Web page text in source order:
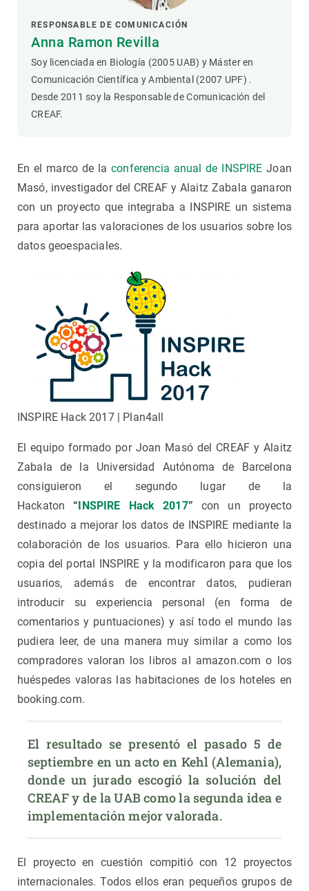
RESPONSABLE DE COMUNICACIÓN
Anna Ramon Revilla
Soy licenciada en Biología (2005 UAB) y Máster en
Comunicación Científica y Ambiental (2007 UPF) .
Desde 2011 soy la Responsable de Comunicación del
CREAF.
En el marco de laconferencia anual de INSPIRE Joan
Masó, investigador del CREAF y Alaitz Zabala ganaron
con un proyecto que integraba a INSPIRE un sistema
para aportar las valoraciones de los usuarios sobre los
datos geoespaciales.
INSPIRE Hack 2017 | Plan4all
El equipo formado por Joan Masó del CREAF y Alaitz
Zabala de la Universidad Autónoma de Barcelona
consiguieron el segundo lugar de la
Hackaton“INSPIRE Hack 2017” con un proyecto
destinado a mejorar los datos de INSPIRE mediante la
colaboración de los usuarios. Para ello hicieron una
copia del portal INSPIRE y la modificaron para que los
usuarios, además de encontrar datos, pudieran
introducir su experiencia personal (en forma de
comentarios y puntuaciones) y así todo el mundo las
pudiera leer, de una manera muy similar a como los
compradores valoran los libros al amazon.com o los
huéspedes valoras las habitaciones de los hoteles en
booking.com.
El resultado se presentó el pasado 5 de
septiembre en un acto en Kehl (Alemania),
donde un jurado escogió la solución del
CREAF y de la UAB como la segunda idea e
implementación mejor valorada.
El proyecto en cuestión compitió con 12 proyectos
internacionales. Todos ellos eran pequeños grupos de